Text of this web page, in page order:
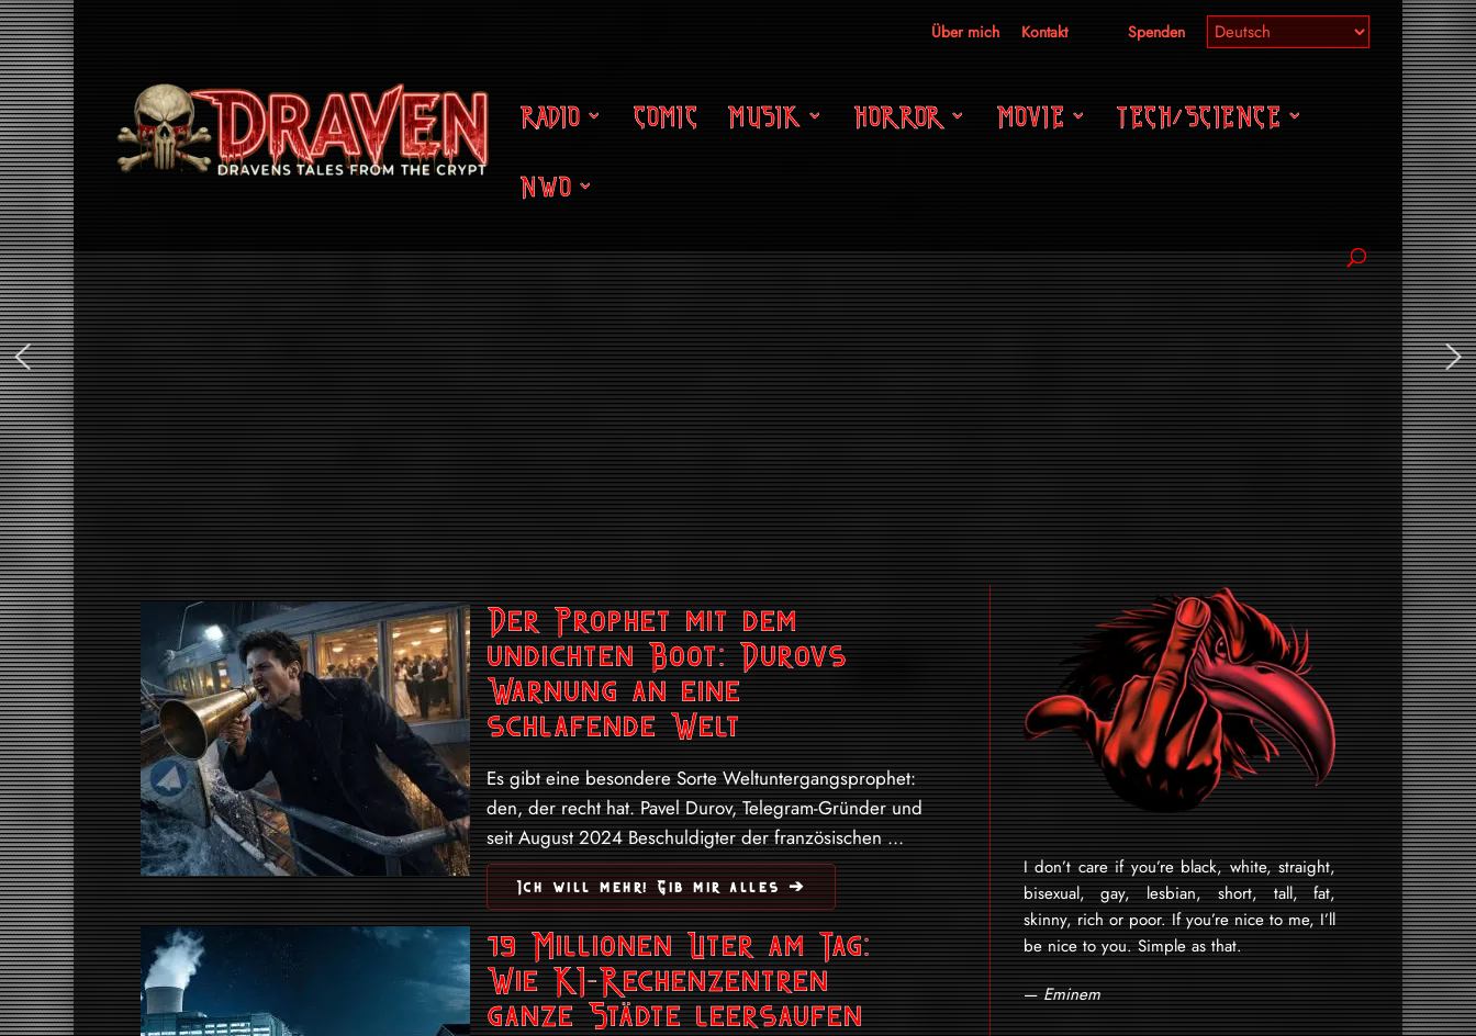
Über mich Kontakt Spenden
RADIO COMIC MUSIK HORROR MOVIE TECH/SCIENCE
NWO
DBD: I Love My Robot – Sheri Moon Zombie
Eine Anti-KI-Hymne, vorgetragen von einer Cheerleaderin im Blechroboter-Fanclub. Sheri Moon Zombie hat ihre Debütsingle «I Love My Robot» veröffentlicht und schreit dem
Algorithmus ins Gesicht, dass sie ihn nicht braucht. Musikalisch ist das kein Zombie-Groove, sondern Lo-Fi-Garagenpunk in der Schule von Shonen Knife: Drei helle Powerchords,
ein gestapelter Cheerleader-Chor, keine Sekunde Ernst. Produziert hat Chris
Der Prophet mit dem
undichten Boot: Durovs
Warnung an eine
schlafende Welt
Es gibt eine besondere Sorte Weltuntergangsprophet:
den, der recht hat. Pavel Durov, Telegram-Gründer und
seit August 2024 Beschuldigter der französischen ...
Ich will mehr! Gib mir alles ➔
19 Millionen Liter am Tag:
Wie KI-Rechenzentren
ganze Städte leersaufen
I don’t care if you’re black, white, straight,
bisexual, gay, lesbian, short, tall, fat,
skinny, rich or poor. If you’re nice to me, I’ll
be nice to you. Simple as that.
—Eminem